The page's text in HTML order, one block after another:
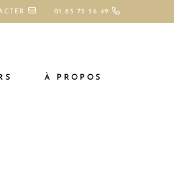
01 85 73 56 49
À PROPOS